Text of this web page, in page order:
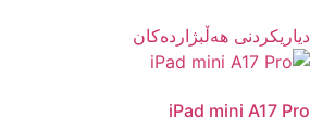
دیاریکردنی هەڵبژاردەکان
iPad mini A17 Pro